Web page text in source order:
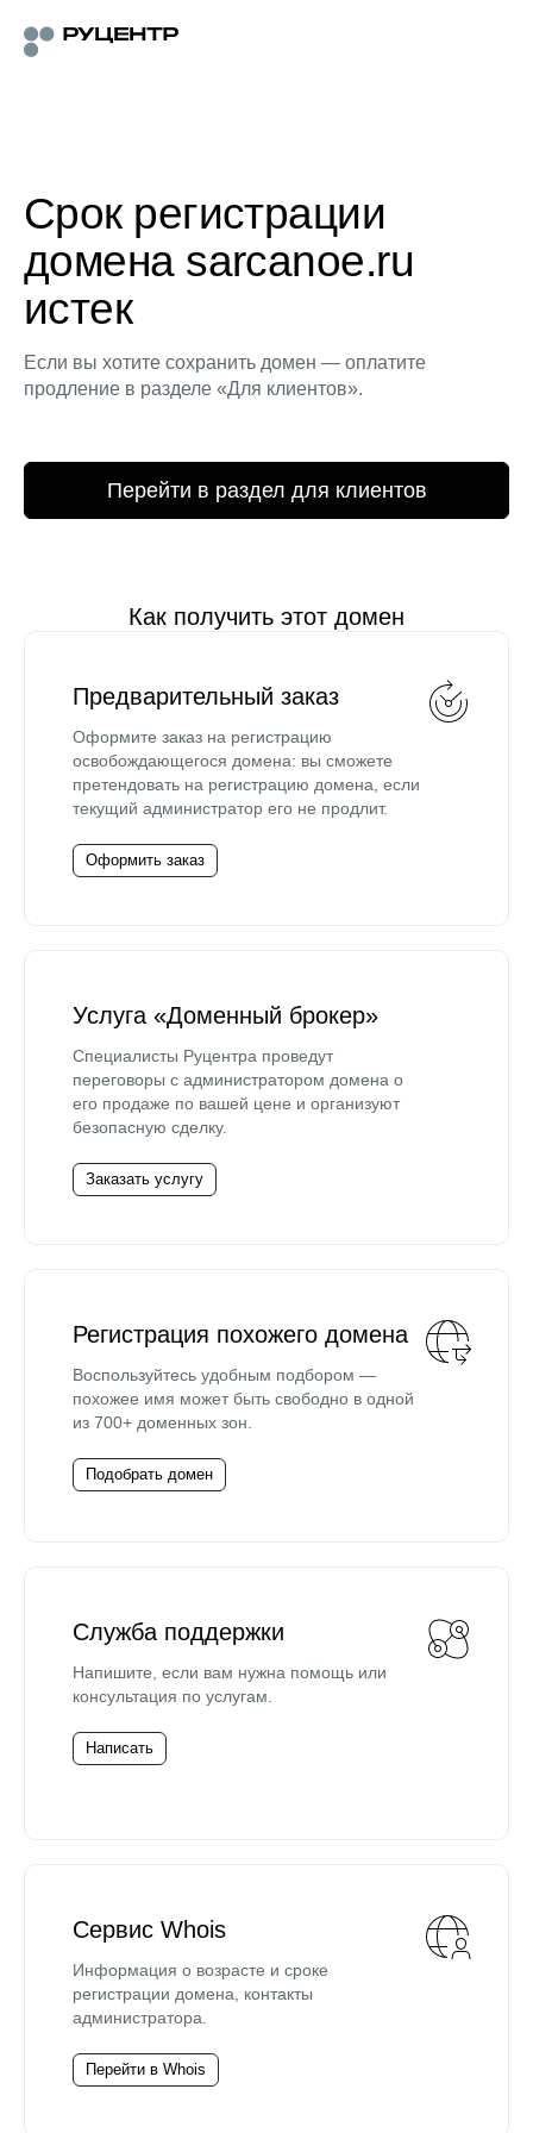
Срок регистрации
домена sarcanoe.ru
истек
Если вы хотите сохранить домен — оплатите
продление в разделе «Для клиентов».
Перейти в раздел для клиентов
Как получить этот домен
Предварительный заказ
Оформите заказ на регистрацию
освобождающегося домена: вы сможете
претендовать на регистрацию домена, если
текущий администратор его не продлит.
Оформить заказ
Услуга «Доменный брокер»
Специалисты Руцентра проведут
переговоры с администратором домена о
его продаже по вашей цене и организуют
безопасную сделку.
Заказать услугу
Регистрация похожего домена
Воспользуйтесь удобным подбором —
похожее имя может быть свободно в одной
из 700+ доменных зон.
Подобрать домен
Служба поддержки
Напишите, если вам нужна помощь или
консультация по услугам.
Написать
Сервис Whois
Информация о возрасте и сроке
регистрации домена, контакты
администратора.
Перейти в Whois